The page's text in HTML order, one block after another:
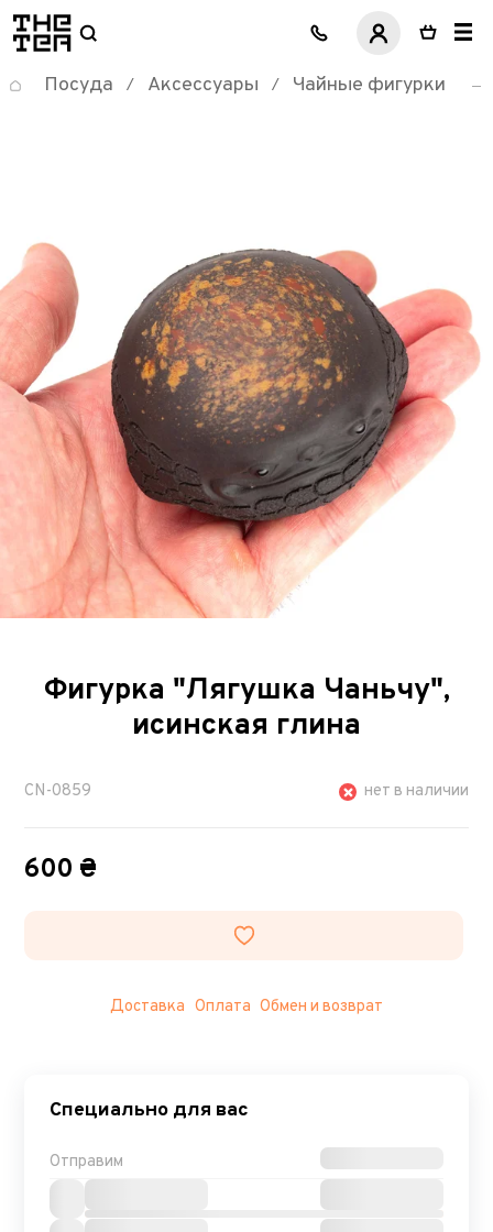
логотип
Посуда / Аксессуары / Чайные фигурки
Фигурка "Лягушка Чаньчу",
исинская глина
CN-0859 нет в наличии
600 ₴
Доставка Оплата Обмен и возврат
Специально для вас
Отправим